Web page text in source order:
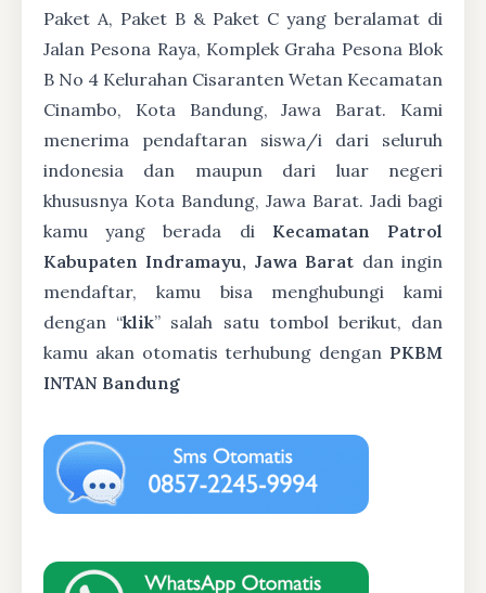
Paket A, Paket B & Paket C yang beralamat di
Jalan Pesona Raya, Komplek Graha Pesona Blok
B No 4 Kelurahan Cisaranten Wetan Kecamatan
Cinambo, Kota Bandung, Jawa Barat. Kami
menerima pendaftaran siswa/i dari seluruh
indonesia dan maupun dari luar negeri
khususnya Kota Bandung, Jawa Barat. Jadi bagi
kamu yang berada di Kecamatan Patrol
Kabupaten Indramayu, Jawa Barat dan ingin
mendaftar, kamu bisa menghubungi kami
dengan “klik” salah satu tombol berikut, dan
kamu akan otomatis terhubung dengan PKBM
INTAN Bandung